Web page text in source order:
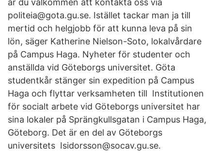
är du välkommen att kontakta oss via
politeia@gota.gu.se. Istället tackar man ja till
mertid och helgjobb för att kunna leva på sin
lön, säger Katherine Nielson-Soto, lokalvårdare
på Campus Haga. Nyheter för studenter och
anställda vid Göteborgs universitet. Göta
studentkår stänger sin expedition på Campus
Haga och flyttar verksamheten till Institutionen
för socialt arbete vid Göteborgs universitet har
sina lokaler på Sprängkullsgatan i Campus Haga,
Göteborg. Det är en del av Göteborgs
universitets Isidorsson@socav.gu.se.